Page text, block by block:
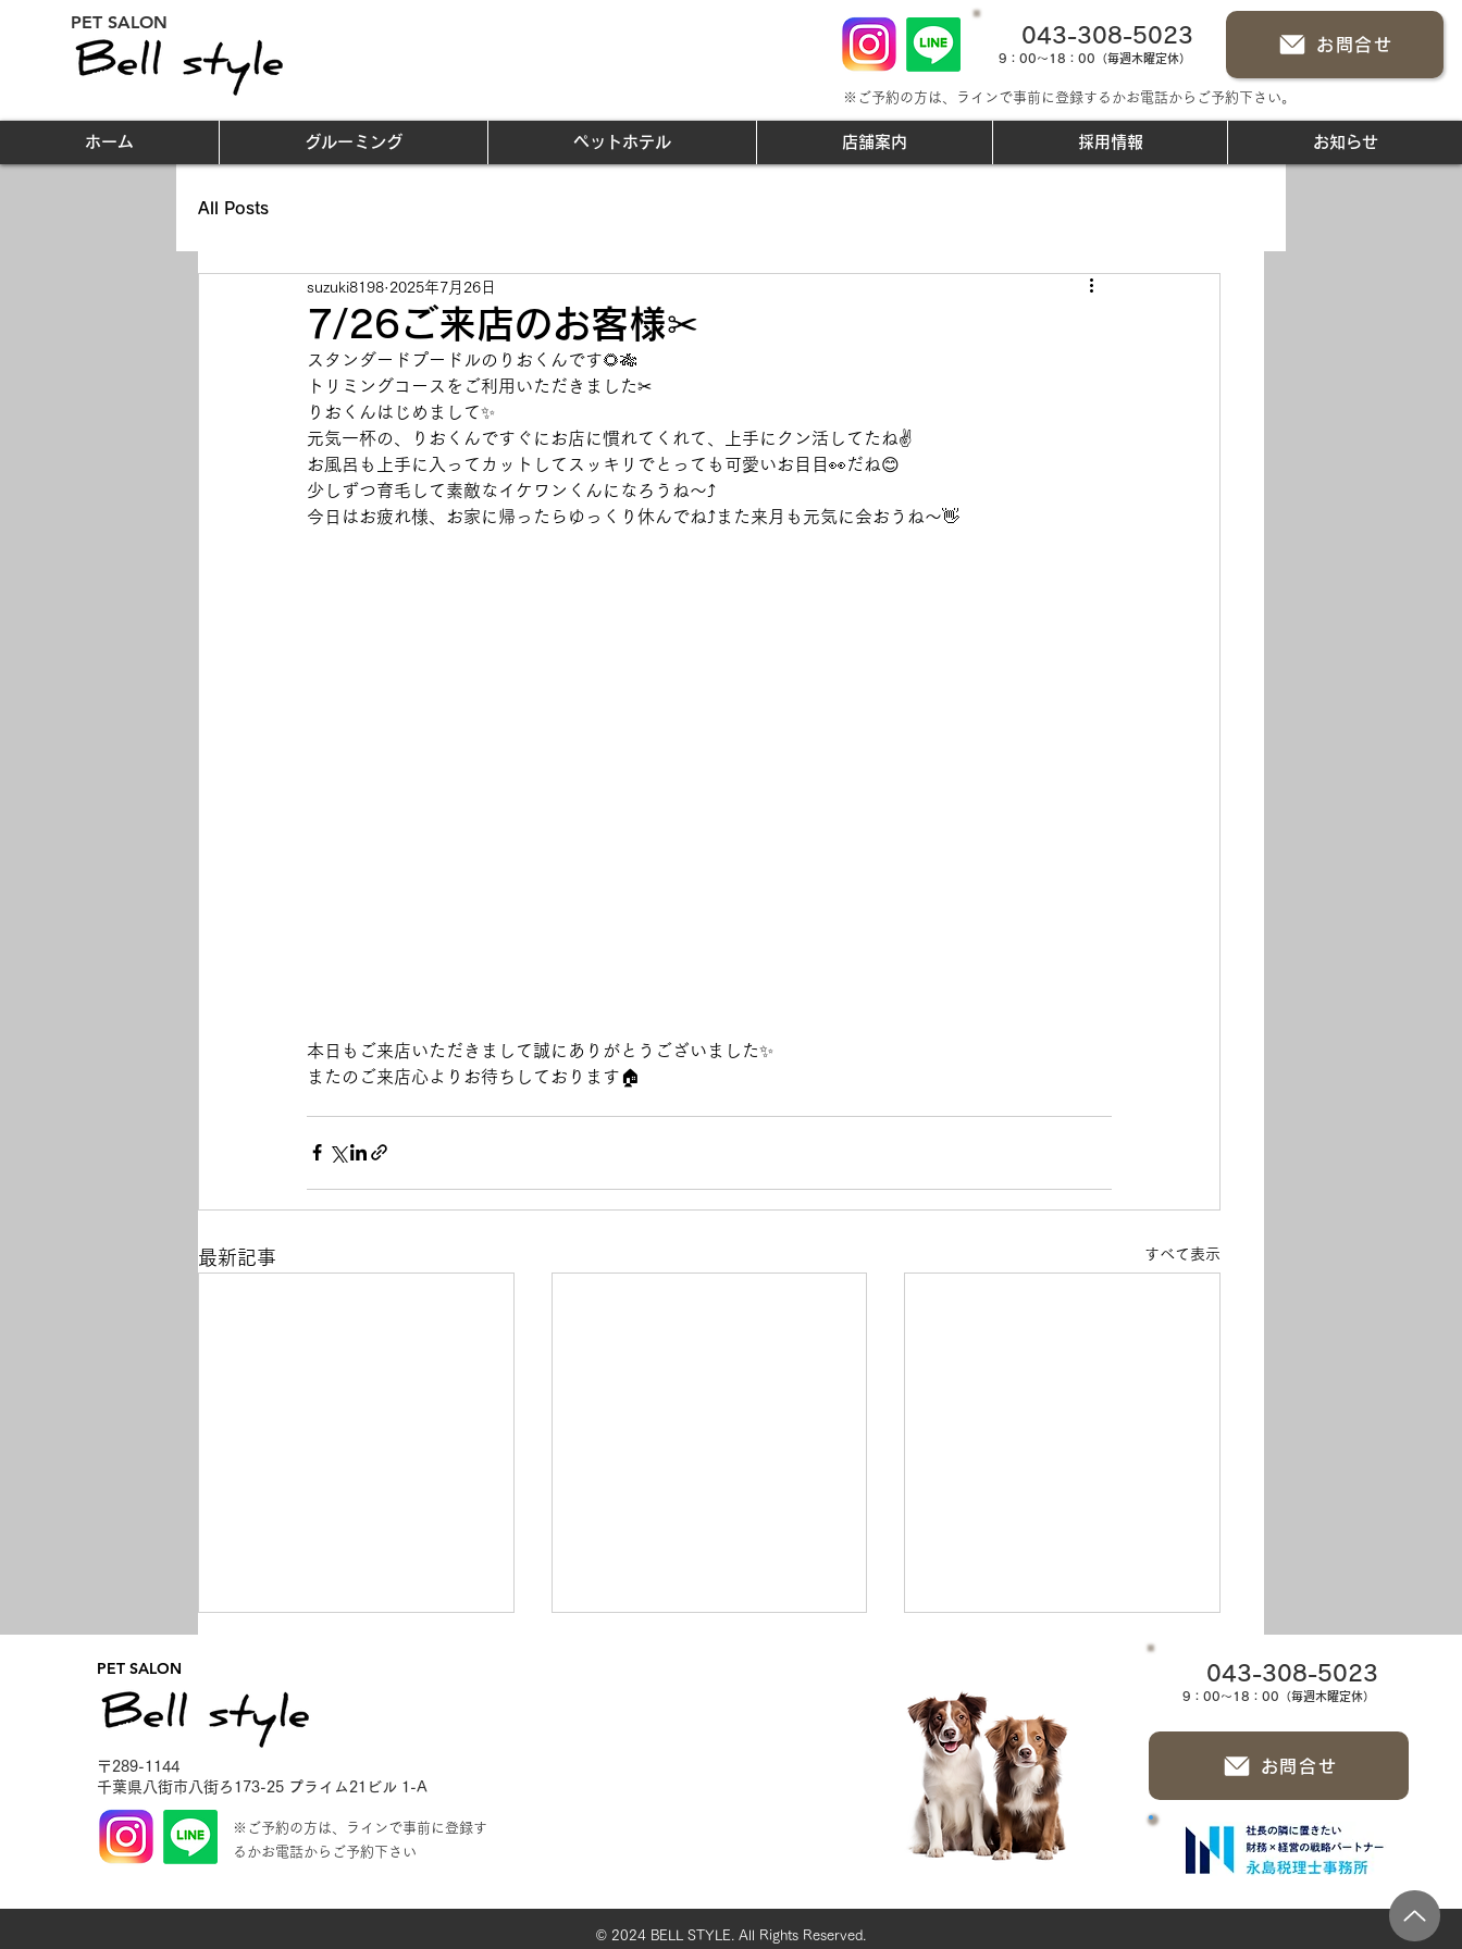
PET SALON
043-308-5023
9：00～18：00（毎週木曜定休）
お問合せ
※ご予約の方は、ラインで事前に登録するかお電話からご予約下さい。
ホーム グルーミング ペットホテル 店舗案内 採用情報 お知らせ
All Posts
7/26ご来店のお客様✂
suzuki8198 2025年7月26日
スタンダードプードルのりおくんです🌻🎋
トリミングコースをご利用いただきました✂
りおくんはじめまして✨
元気一杯の、りおくんですぐにお店に慣れてくれて、上手にクン活してたね✌
お風呂も上手に入ってカットしてスッキリでとっても可愛いお目目👀だね😊
少しずつ育毛して素敵なイケワンくんになろうね～⤴
今日はお疲れ様、お家に帰ったらゆっくり休んでね⤴また来月も元気に会おうね～👋
本日もご来店いただきまして誠にありがとうございました✨
またのご来店心よりお待ちしております🏠
最新記事 すべて表示
お泊り4日目の朝🌞🎐
レアちゃん💖チーさん💖あん
PET SALON
〒289-1144
千葉県八街市八街ろ173-25 プライム21ビル 1-A
※ご予約の方は、ラインで事前に登録す
るかお電話からご予約下さい
043-308-5023
9：00～18：00（毎週木曜定休）
お問合せ
© 2024 BELL STYLE. All Rights Reserved.